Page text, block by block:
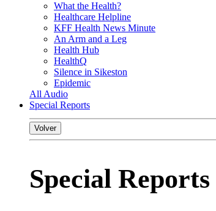
What the Health?
Healthcare Helpline
KFF Health News Minute
An Arm and a Leg
Health Hub
HealthQ
Silence in Sikeston
Epidemic
All Audio
Special Reports
Volver
Special Reports